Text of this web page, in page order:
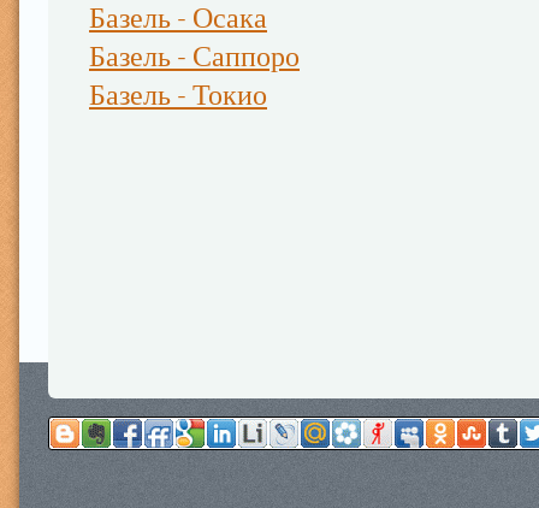
Базель - Осака
Базель - Саппоро
Базель - Токио